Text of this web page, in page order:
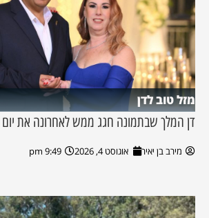
מזל טוב לדן
דן המלך שבתמונה חגג ממש לאחרונה את יום
מירב בן יאיר אוגוסט 4, 2026 9:49 pm